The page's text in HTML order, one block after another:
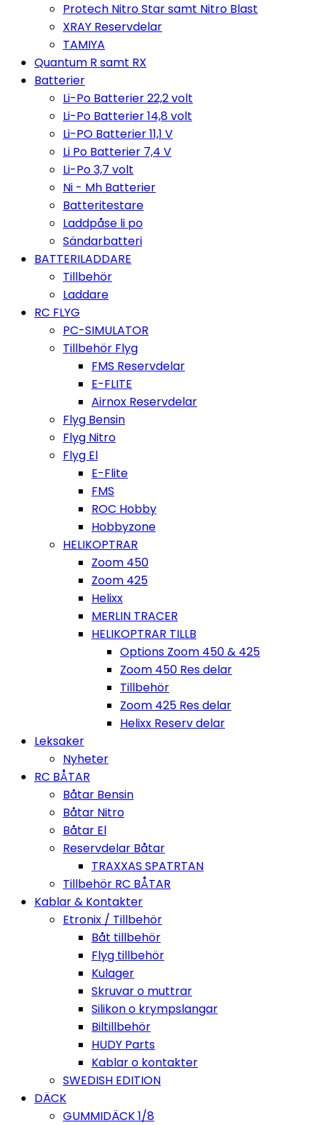
Protech Nitro Star samt Nitro Blast
XRAY Reservdelar
TAMIYA
Quantum R samt RX
Batterier
Li-Po Batterier 22,2 volt
Li-Po Batterier 14,8 volt
Li-PO Batterier 11,1 V
Li Po Batterier 7,4 V
Li-Po 3,7 volt
Ni - Mh Batterier
Batteritestare
Laddpåse li po
Sändarbatteri
BATTERILADDARE
Tillbehör
Laddare
RC FLYG
PC-SIMULATOR
Tillbehör Flyg
FMS Reservdelar
E-FLITE
Airnox Reservdelar
Flyg Bensin
Flyg Nitro
Flyg El
E-Flite
FMS
ROC Hobby
Hobbyzone
HELIKOPTRAR
Zoom 450
Zoom 425
Helixx
MERLIN TRACER
HELIKOPTRAR TILLB
Options Zoom 450 & 425
Zoom 450 Res delar
Tillbehör
Zoom 425 Res delar
Helixx Reserv delar
Leksaker
Nyheter
RC BÅTAR
Båtar Bensin
Båtar Nitro
Båtar El
Reservdelar Båtar
TRAXXAS SPATRTAN
Tillbehör RC BÅTAR
Kablar & Kontakter
Etronix / Tillbehör
Båt tillbehör
Flyg tillbehör
Kulager
Skruvar o muttrar
Silikon o krympslangar
Biltillbehör
HUDY Parts
Kablar o kontakter
SWEDISH EDITION
DÄCK
GUMMIDÄCK 1/8